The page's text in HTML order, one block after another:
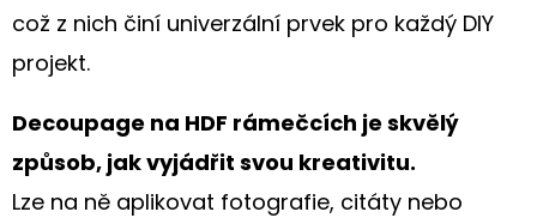
což z nich činí univerzální prvek pro každý DIY
projekt.
Decoupage na HDF rámečcích je skvělý
způsob, jak vyjádřit svou kreativitu.
Lze na ně aplikovat fotografie, citáty nebo